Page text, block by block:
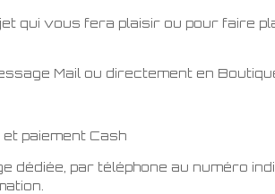
qui vous fera plaisir ou pour faire
Mail ou directement en
paiement Cash
par téléphone au numéro